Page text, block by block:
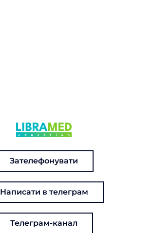
Зателефонувати
Написати в телеграм
Телеграм-канал